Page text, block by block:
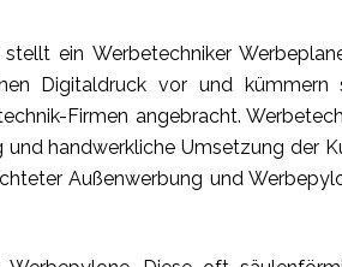
ein Werbetechniker
Digitaldruck vor und
Firmen angebracht.
handwerkliche Umsetzung der
Außenwerbung und